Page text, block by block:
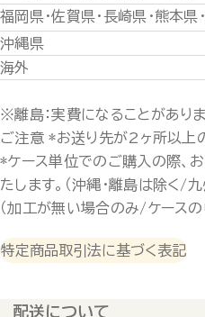
福岡県・佐賀県・長崎県・熊本県
沖縄県
海外
※離島：実費になることがありま
ご注意 *お送り先が2ヶ所以上
*ケース単位でのご購入の際、
たします。（沖縄・離島は除く/
（加工が無い場合のみ/ケース
特定商品取引法に基づく表記
配送について